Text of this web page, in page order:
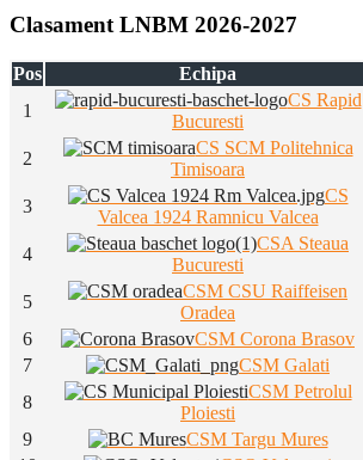
Clasament LNBM 2026-2027
Pos Echipa
1
CS Rapid
Bucuresti
2
CS SCM Politehnica
Timisoara
3
CS
Valcea 1924 Ramnicu Valcea
4
CSA Steaua
Bucuresti
5
CSM CSU Raiffeisen
Oradea
6
CSM Corona Brasov
7
CSM Galati
8
CSM Petrolul
Ploiesti
9
CSM Targu Mures